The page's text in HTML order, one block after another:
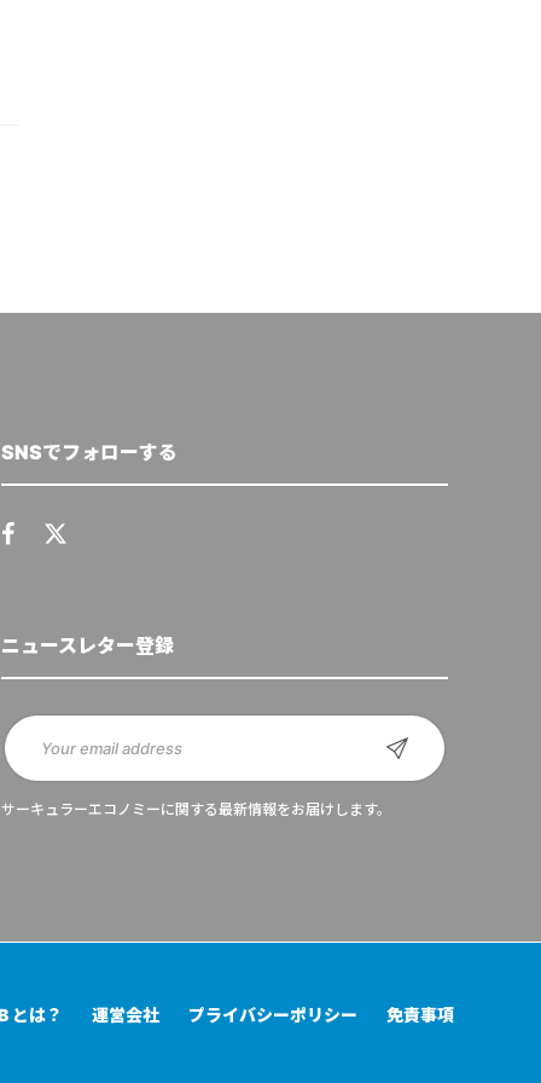
SNSでフォローする
ニュースレター登録
サーキュラーエコノミーに関する最新情報をお届けします。
とは？ 運営会社 プライバシーポリシー 免責事項